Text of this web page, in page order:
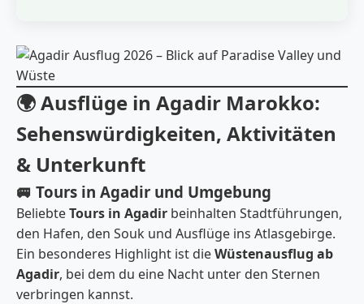
🌍 Ausflüge in Agadir Marokko:
Sehenswürdigkeiten, Aktivitäten
& Unterkunft
🚐 Tours in Agadir und Umgebung
BeliebteTours in Agadir beinhalten Stadtführungen,
den Hafen, den Souk und Ausflüge ins Atlasgebirge.
Ein besonderes Highlight ist dieWüstenausflug ab
Agadir, bei dem du eine Nacht unter den Sternen
verbringen kannst.